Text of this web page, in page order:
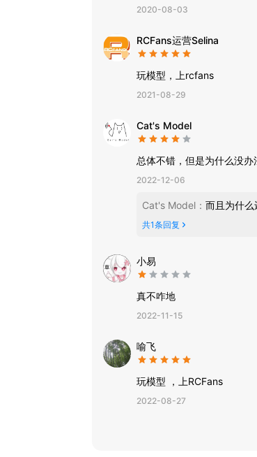
2020-08-03
RCFans运营Selina
玩模型，上rcfans
2021-08-29
Cat's Model
总体不错，但是为什么没
2022-12-06
Cat's Model ： 而且为什么
共1条回复
小易
真不咋地
2022-11-15
喻飞
玩模型 ，上RCFans
2022-08-27